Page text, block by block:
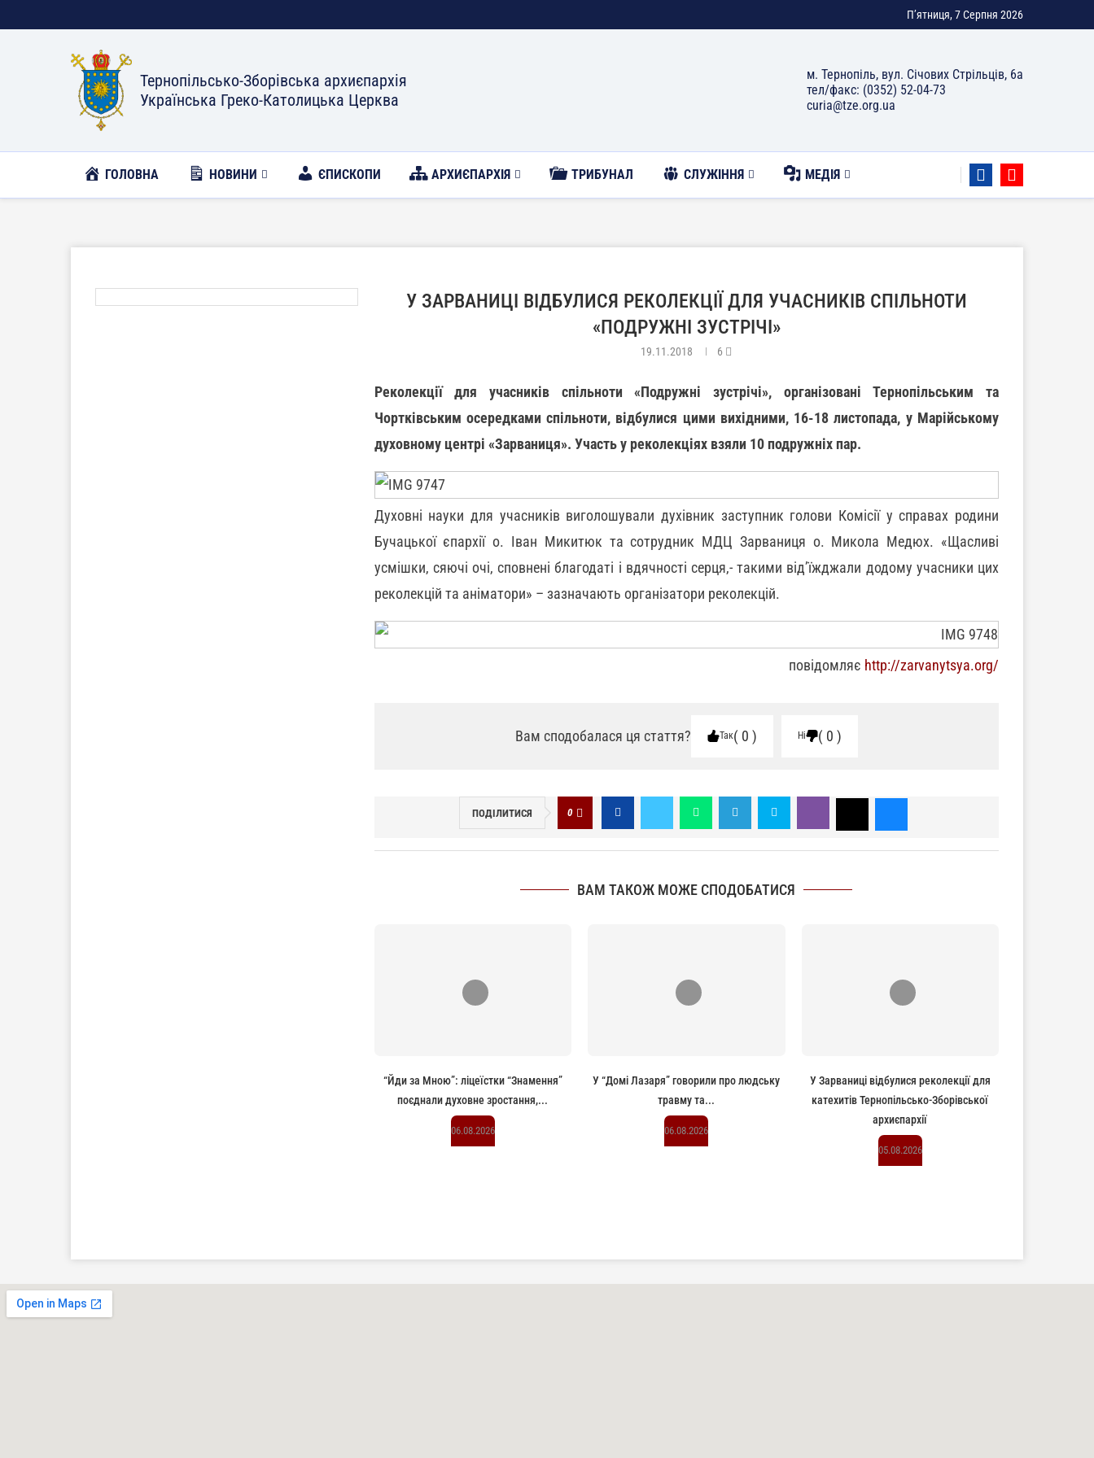
П’ятниця, 7 Серпня 2026
Тернопільсько-Зборівська архиєпархія
Українська Греко-Католицька Церква
м. Тернопіль, вул. Січових Стрільців, 6а
тел/факс: (0352) 52-04-73
curia@tze.org.ua
ГОЛОВНА НОВИНИ ЄПИСКОПИ АРХИЄПАРХІЯ ТРИБУНАЛ CЛУЖІННЯ МЕДІЯ
У ЗАРВАНИЦІ ВІДБУЛИСЯ РЕКОЛЕКЦІЇ ДЛЯ УЧАСНИКІВ СПІЛЬНОТИ
«ПОДРУЖНІ ЗУСТРІЧІ»
19.11.2018 6
Реколекції для учасників спільноти «Подружні зустрічі», організовані Тернопільським та
Чортківським осередками спільноти, відбулися цими вихідними, 16-18 листопада, у Марійському
духовному центрі «Зарваниця». Участь у реколекціях взяли 10 подружніх пар.
Духовні науки для учасників виголошували духівник заступник голови Комісії у справах родини
Бучацької єпархії о. Іван Микитюк та сотрудник МДЦ Зарваниця о. Микола Медюх. «Щасливі
усмішки, сяючі очі, сповнені благодаті і вдячності серця,- такими від’їжджали додому учасники цих
реколекцій та аніматори» – зазначають організатори реколекцій.
повідомляє http://zarvanytsya.org/
Вам сподобалася ця стаття? Так 0 Ні 0
ПОДІЛИТИСЯ 0
ВАМ ТАКОЖ МОЖЕ СПОДОБАТИСЯ
“Йди за Мною”: ліцеїстки “Знамення”
поєднали духовне зростання,...
06.08.2026
У “Домі Лазаря” говорили про людську
травму та...
06.08.2026
У Зарваниці відбулися реколекції для
катехитів Тернопільсько-Зборівської
архиєпархії
05.08.2026